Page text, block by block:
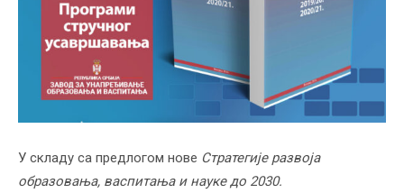
У складу са предлогом нове Стратегије развоја
образовања, васпитања и науке до 2030.